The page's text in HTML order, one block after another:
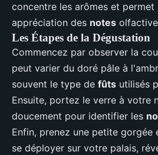
concentre les arômes et permet
appréciation des notes
Les Étapes de la Dégustation
Commencez par observer la
peut varier du doré pâle à
souvent le type de fûts utilisés
Ensuite, portez le verre à votre
doucement pour identifier les
Enfin, prenez une petite gorgée
se déployer sur votre palais,